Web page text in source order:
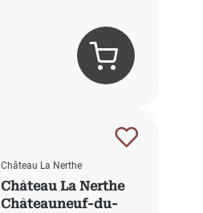
Château La Nerthe
Château La Nerthe
Châteauneuf-du-